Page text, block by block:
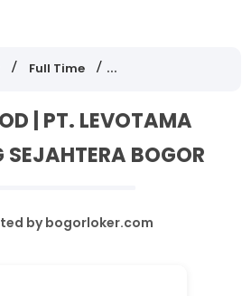
Full Time Lowongan Kerja
| PT. LEVOTAMA
SEJAHTERA BOGOR
bybogorloker.com